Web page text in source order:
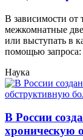
В зависимости от
межкомнатные
или выступать в
помощью запроса:
Наука
В России
хроническую